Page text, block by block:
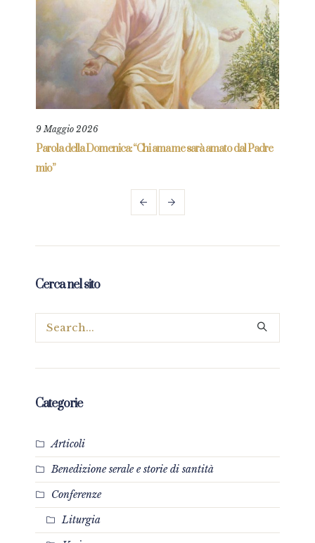
9 Maggio 2026
Parola della Domenica: “Chi ama me sarà amato dal Padre
mio”
Cerca nel sito
Categorie
Articoli
Benedizione serale e storie di santità
Conferenze
Liturgia